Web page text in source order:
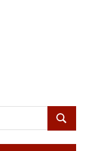
ПОИСК